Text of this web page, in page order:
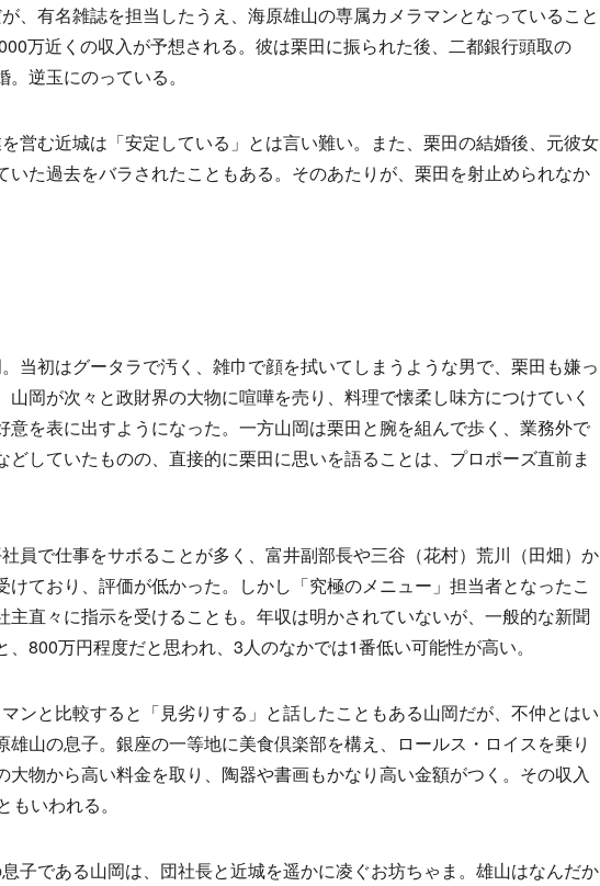
、有名雑誌を担当したうえ、海原雄山の専属カメラマンとなっていること
万近くの収入が予想される。彼は栗田に振られた後、二都銀行頭取の
逆玉にのっている。
営む近城は「安定している」とは言い難い。また、栗田の結婚後、元彼女
いた過去をバラされたこともある。そのあたりが、栗田を射止められなか
当初はグータラで汚く、雑巾で顔を拭いてしまうような男で、栗田も嫌っ
山岡が次々と政財界の大物に喧嘩を売り、料理で懐柔し味方につけていく
意を表に出すようになった。一方山岡は栗田と腕を組んで歩く、業務外で
どしていたものの、直接的に栗田に思いを語ることは、プロポーズ直前ま
員で仕事をサボることが多く、富井副部長や三谷（花村）荒川（田畑）か
けており、評価が低かった。しかし「究極のメニュー」担当者となったこ
主直々に指示を受けることも。年収は明かされていないが、一般的な新聞
800万円程度だと思われ、3人のなかでは1番低い可能性が高い。
ンと比較すると「見劣りする」と話したこともある山岡だが、不仲とはい
雄山の息子。銀座の一等地に美食倶楽部を構え、ロールス・ロイスを乗り
大物から高い料金を取り、陶器や書画もかなり高い金額がつく。その収入
いわれる。
子である山岡は、団社長と近城を遥かに凌ぐお坊ちゃま。雄山はなんだか